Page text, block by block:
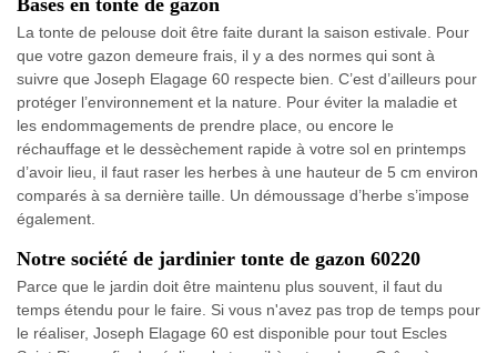
Bases en tonte de gazon
La tonte de pelouse doit être faite durant la saison estivale. Pour
que votre gazon demeure frais, il y a des normes qui sont à
suivre que Joseph Elagage 60 respecte bien. C’est d’ailleurs pour
protéger l’environnement et la nature. Pour éviter la maladie et
les endommagements de prendre place, ou encore le
réchauffage et le dessèchement rapide à votre sol en printemps
d’avoir lieu, il faut raser les herbes à une hauteur de 5 cm environ
comparés à sa dernière taille. Un démoussage d’herbe s’impose
également.
Notre société de jardinier tonte de gazon 60220
Parce que le jardin doit être maintenu plus souvent, il faut du
temps étendu pour le faire. Si vous n'avez pas trop de temps pour
le réaliser, Joseph Elagage 60 est disponible pour tout Escles